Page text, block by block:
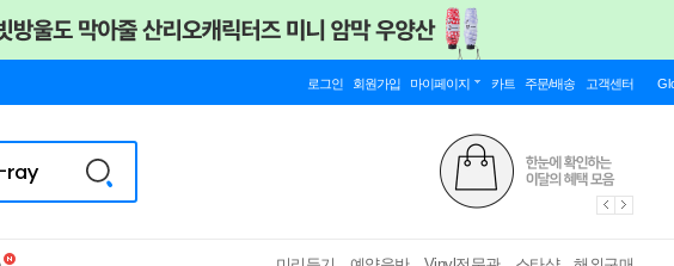
로그인 회원가입 마이페이지 카트 주문/배송 고객센터